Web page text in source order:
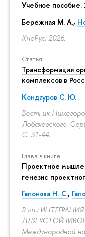
Учебное пособие.
Бережная М. А.,
КноРус, 2026.
Статья
Трансформация
комплексов в
Кондауров С. Ю.
Вестник
Лобачевского.
С. 31-44.
Глава в книге
Проектное
генезис
Гапонова Н. С.,
В кн.:
ДЛЯ
Международной